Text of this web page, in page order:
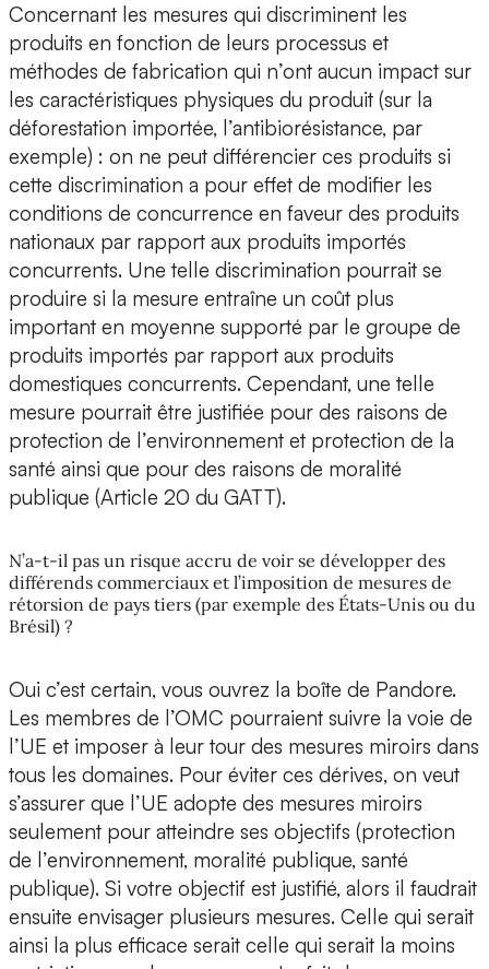
Concernant les mesures qui discriminent les
produits en fonction de leurs processus et
méthodes de fabrication qui n’ont aucun impact sur
les caractéristiques physiques du produit (sur la
déforestation importée, l’antibiorésistance, par
exemple) : on ne peut différencier ces produits si
cette discrimination a pour effet de modifier les
conditions de concurrence en faveur des produits
nationaux par rapport aux produits importés
concurrents. Une telle discrimination pourrait se
produire si la mesure entraîne un coût plus
important en moyenne supporté par le groupe de
produits importés par rapport aux produits
domestiques concurrents. Cependant, une telle
mesure pourrait être justifiée pour des raisons de
protection de l’environnement et protection de la
santé ainsi que pour des raisons de moralité
publique (Article 20 du GATT).
N’a-t-il pas un risque accru de voir se développer des
différends commerciaux et l’imposition de mesures de
rétorsion de pays tiers (par exemple des États-Unis ou du
Brésil) ?
Oui c’est certain, vous ouvrez la boîte de Pandore.
Les membres de l’OMC pourraient suivre la voie de
l’UE et imposer à leur tour des mesures miroirs dans
tous les domaines. Pour éviter ces dérives, on veut
s’assurer que l’UE adopte des mesures miroirs
seulement pour atteindre ses objectifs (protection
de l’environnement, moralité publique, santé
publique). Si votre objectif est justifié, alors il faudrait
ensuite envisager plusieurs mesures. Celle qui serait
ainsi la plus efficace serait celle qui serait la moins